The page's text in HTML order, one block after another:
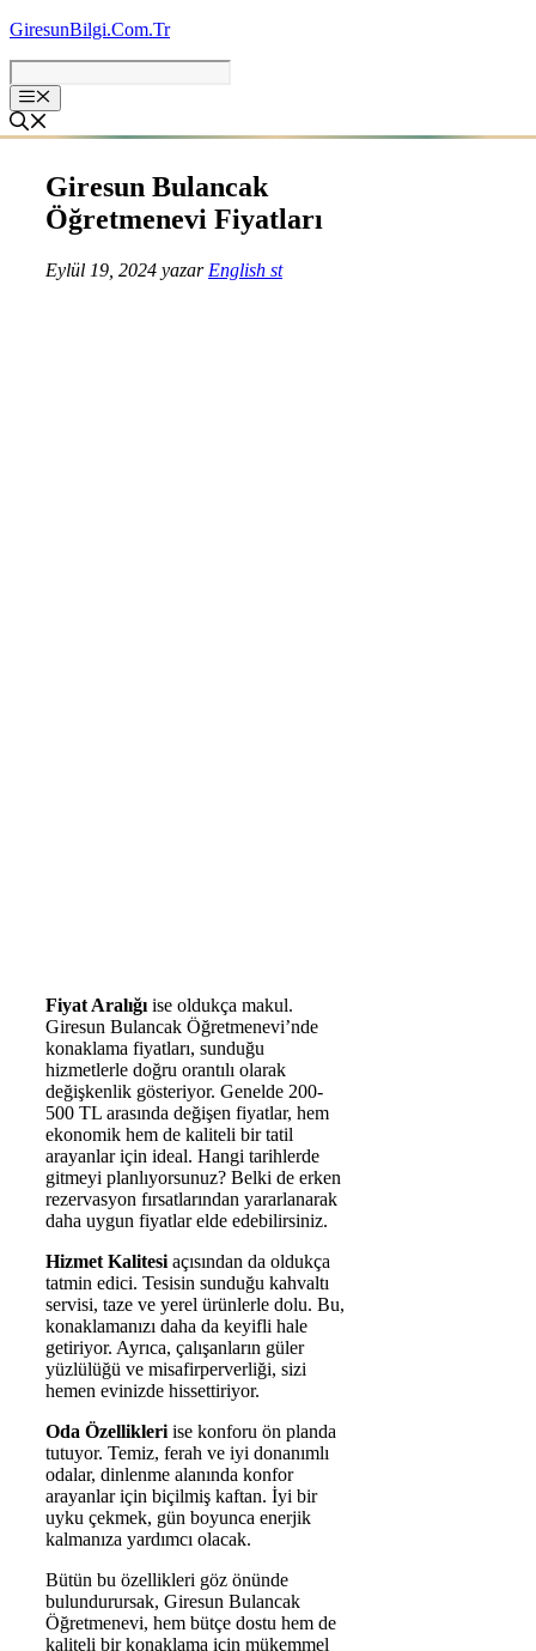
İçeriğe
GiresunBilgi.Com.Tr
Giresun Bulancak
Öğretmenevi Fiyatları
Eylül 19, 2024 yazar English st
Fiyat Aralığı ise oldukça makul.
Giresun Bulancak Öğretmenevi’nde
konaklama fiyatları, sunduğu
hizmetlerle doğru orantılı olarak
değişkenlik gösteriyor. Genelde 200-
500 TL arasında değişen fiyatlar, hem
ekonomik hem de kaliteli bir tatil
arayanlar için ideal. Hangi tarihlerde
gitmeyi planlıyorsunuz? Belki de erken
rezervasyon fırsatlarından yararlanarak
daha uygun fiyatlar elde edebilirsiniz.
Hizmet Kalitesi açısından da oldukça
tatmin edici. Tesisin sunduğu kahvaltı
servisi, taze ve yerel ürünlerle dolu. Bu,
konaklamanızı daha da keyifli hale
getiriyor. Ayrıca, çalışanların güler
yüzlülüğü ve misafirperverliği, sizi
hemen evinizde hissettiriyor.
Oda Özellikleri ise konforu ön planda
tutuyor. Temiz, ferah ve iyi donanımlı
odalar, dinlenme alanında konfor
arayanlar için biçilmiş kaftan. İyi bir
uyku çekmek, gün boyunca enerjik
kalmanıza yardımcı olacak.
Bütün bu özellikleri göz önünde
bulundurursak, Giresun Bulancak
Öğretmenevi, hem bütçe dostu hem de
kaliteli bir konaklama için mükemmel